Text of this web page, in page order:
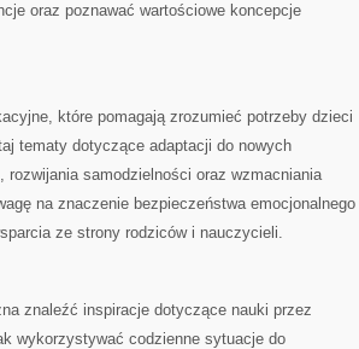
oraz poznawać wartościowe koncepcje
które pomagają zrozumieć potrzeby dzieci
tematy dotyczące adaptacji do nowych
rozwijania samodzielności oraz wzmacniania
na znaczenie bezpieczeństwa emocjonalnego
ze strony rodziców i nauczycieli.
znaleźć inspiracje dotyczące nauki przez
wykorzystywać codzienne sytuacje do